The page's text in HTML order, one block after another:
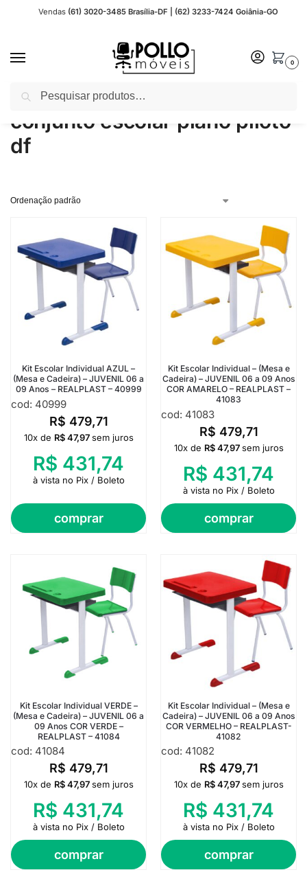
Vendas (61) 3020-3485 Brasília-DF | (62) 3233-7424 Goiânia-GO
0
Início Produtos marcados com a tag “conjunto escolar plano piloto df”
conjunto escolar plano piloto
df
Kit Escolar Individual AZUL –
(Mesa e Cadeira) – JUVENIL 06 a
09 Anos – REALPLAST – 40999
cod: 40999
R$ 479,71
comprar
10x de R$47,97 sem juros
R$ 431,74
à vista no Pix / Boleto
Kit Escolar Individual – (Mesa e
Cadeira) – JUVENIL 06 a 09 Anos
COR AMARELO – REALPLAST –
41083
cod: 41083
R$ 479,71
comprar
10x de R$47,97 sem juros
R$ 431,74
à vista no Pix / Boleto
Kit Escolar Individual VERDE –
(Mesa e Cadeira) – JUVENIL 06 a
09 Anos COR VERDE –
REALPLAST – 41084
cod: 41084
R$ 479,71
comprar
10x de R$47,97 sem juros
R$ 431,74
à vista no Pix / Boleto
Kit Escolar Individual – (Mesa e
Cadeira) – JUVENIL 06 a 09 Anos
COR VERMELHO – REALPLAST-
41082
cod: 41082
R$ 479,71
comprar
10x de R$47,97 sem juros
R$ 431,74
à vista no Pix / Boleto